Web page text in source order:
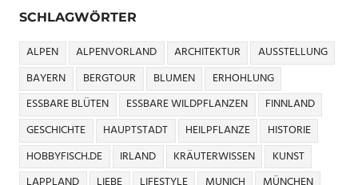
SCHLAGWÖRTER
ALPEN ALPENVORLAND ARCHITEKTUR
AUSSTELLUNG
BAYERN
BERGTOUR BLUMEN
ERHOHLUNG
ESSBARE BLÜTEN
ESSBARE WILDPFLANZEN
FINNLAND
GESCHICHTE
HAUPTSTADT HEILPFLANZE
HISTORIE
HOBBYFISCH.DE
IRLAND KRÄUTERWISSEN
KUNST